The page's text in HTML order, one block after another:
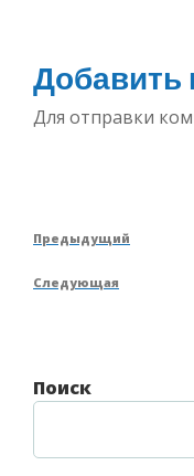
Добавить
Для отправки
Навигация
по
записям
Предыдущая
Предыдущий
Следующая
Следующая
Поиск